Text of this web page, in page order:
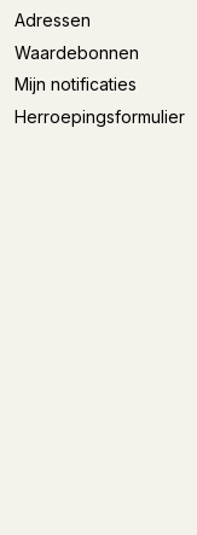
Adressen
Waardebonnen
Mijn notificaties
Herroepingsformulier